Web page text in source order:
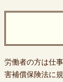
労働者の方は仕
害補償保険法に